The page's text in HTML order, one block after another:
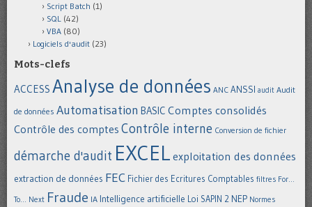
Script Batch (1)
SQL (42)
VBA (80)
Logiciels d'audit (23)
Mots-clefs
ACCESS Analyse de données ANC ANSSI audit Audit
de données Automatisation BASIC Comptes consolidés
Contrôle des comptes Contrôle interne Conversion de fichier
démarche d'audit EXCEL exploitation des données
extraction de données FEC Fichier des Ecritures Comptables filtres For...
To... Next Fraude IA Intelligence artificielle Loi SAPIN 2 NEP Normes